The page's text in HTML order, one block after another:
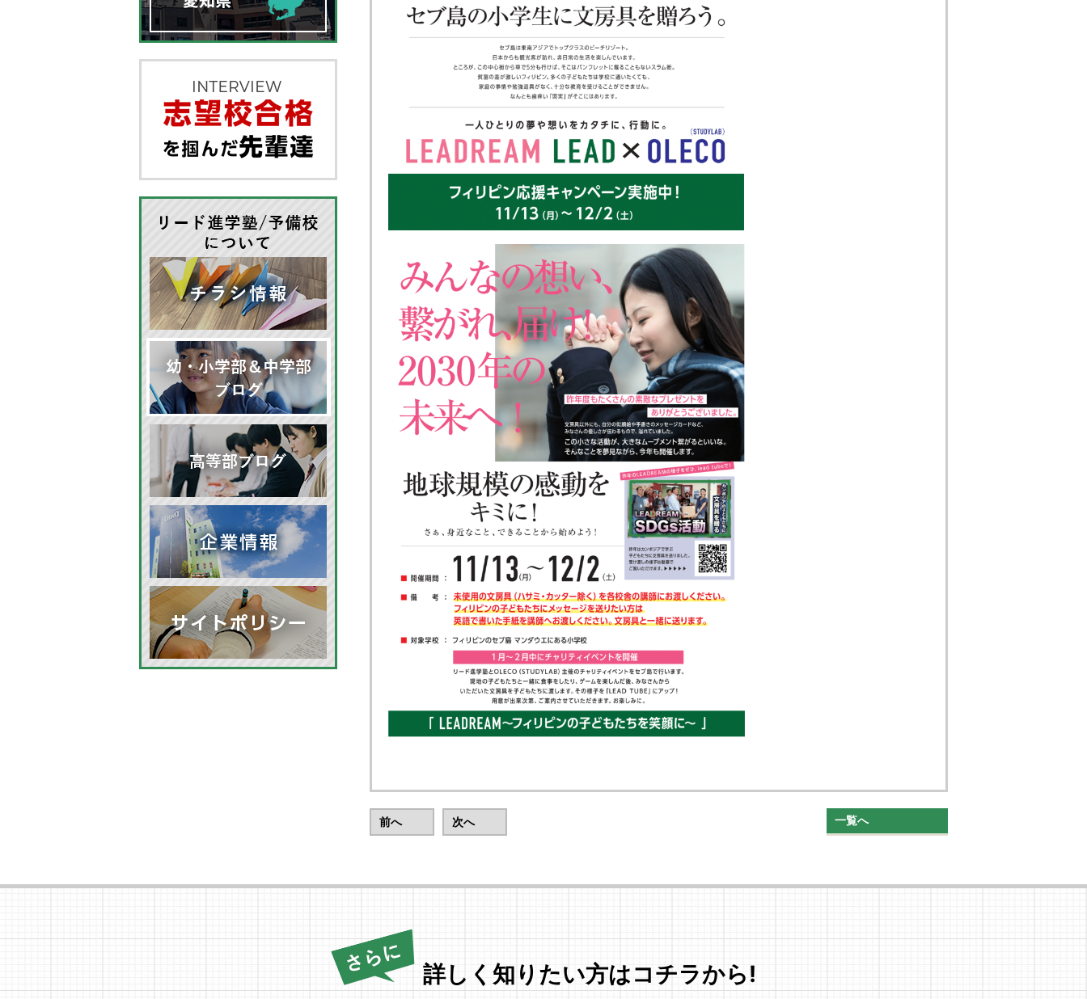
前へ 次へ 一覧へ
詳しく知りたい方はコチラから!